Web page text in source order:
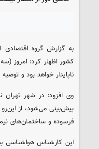
به گزارش گروه
ناپایدار خواهد بود و
پیش‌بینی می‌شود، از
فرسوده و ساختمان‌های
این کارشناس هواشناسی